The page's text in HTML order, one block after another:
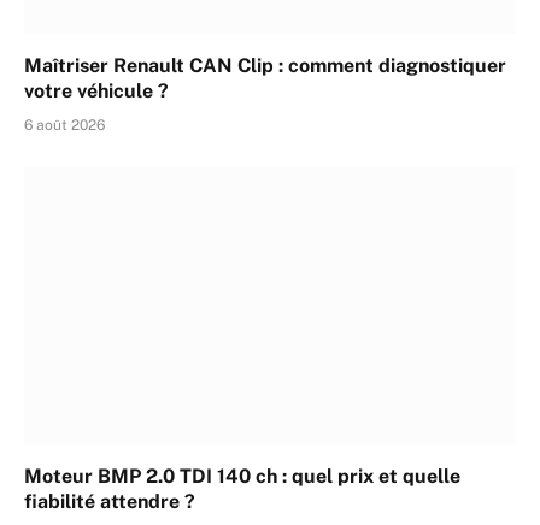
Maîtriser Renault CAN Clip : comment diagnostiquer
votre véhicule ?
6 août 2026
Moteur BMP 2.0 TDI 140 ch : quel prix et quelle
fiabilité attendre ?